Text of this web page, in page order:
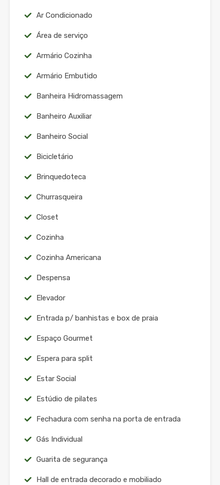
Ar Condicionado
Área de serviço
Armário Cozinha
Armário Embutido
Banheira Hidromassagem
Banheiro Auxiliar
Banheiro Social
Bicicletário
Brinquedoteca
Churrasqueira
Closet
Cozinha
Cozinha Americana
Despensa
Elevador
Entrada p/ banhistas e box de praia
Espaço Gourmet
Espera para split
Estar Social
Estúdio de pilates
Fechadura com senha na porta de entrada
Gás Individual
Guarita de segurança
Hall de entrada decorado e mobiliado